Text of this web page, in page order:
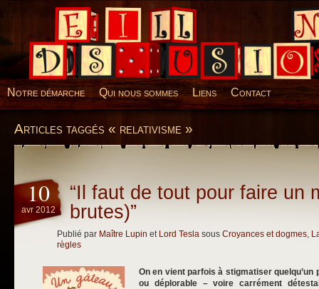
Desillusions
Notre démarche Qui nous sommes Liens Contact
Articles taggés « relativisme »
10
avr 2012
“Il faut de tout pour faire un
brutes)”
Publié par Maître Lupin et Lord Tesla sous Croyances et dogmes,
règles
On en vient parfois à stigmatiser quelqu’un
ou déplorable – voire carrément